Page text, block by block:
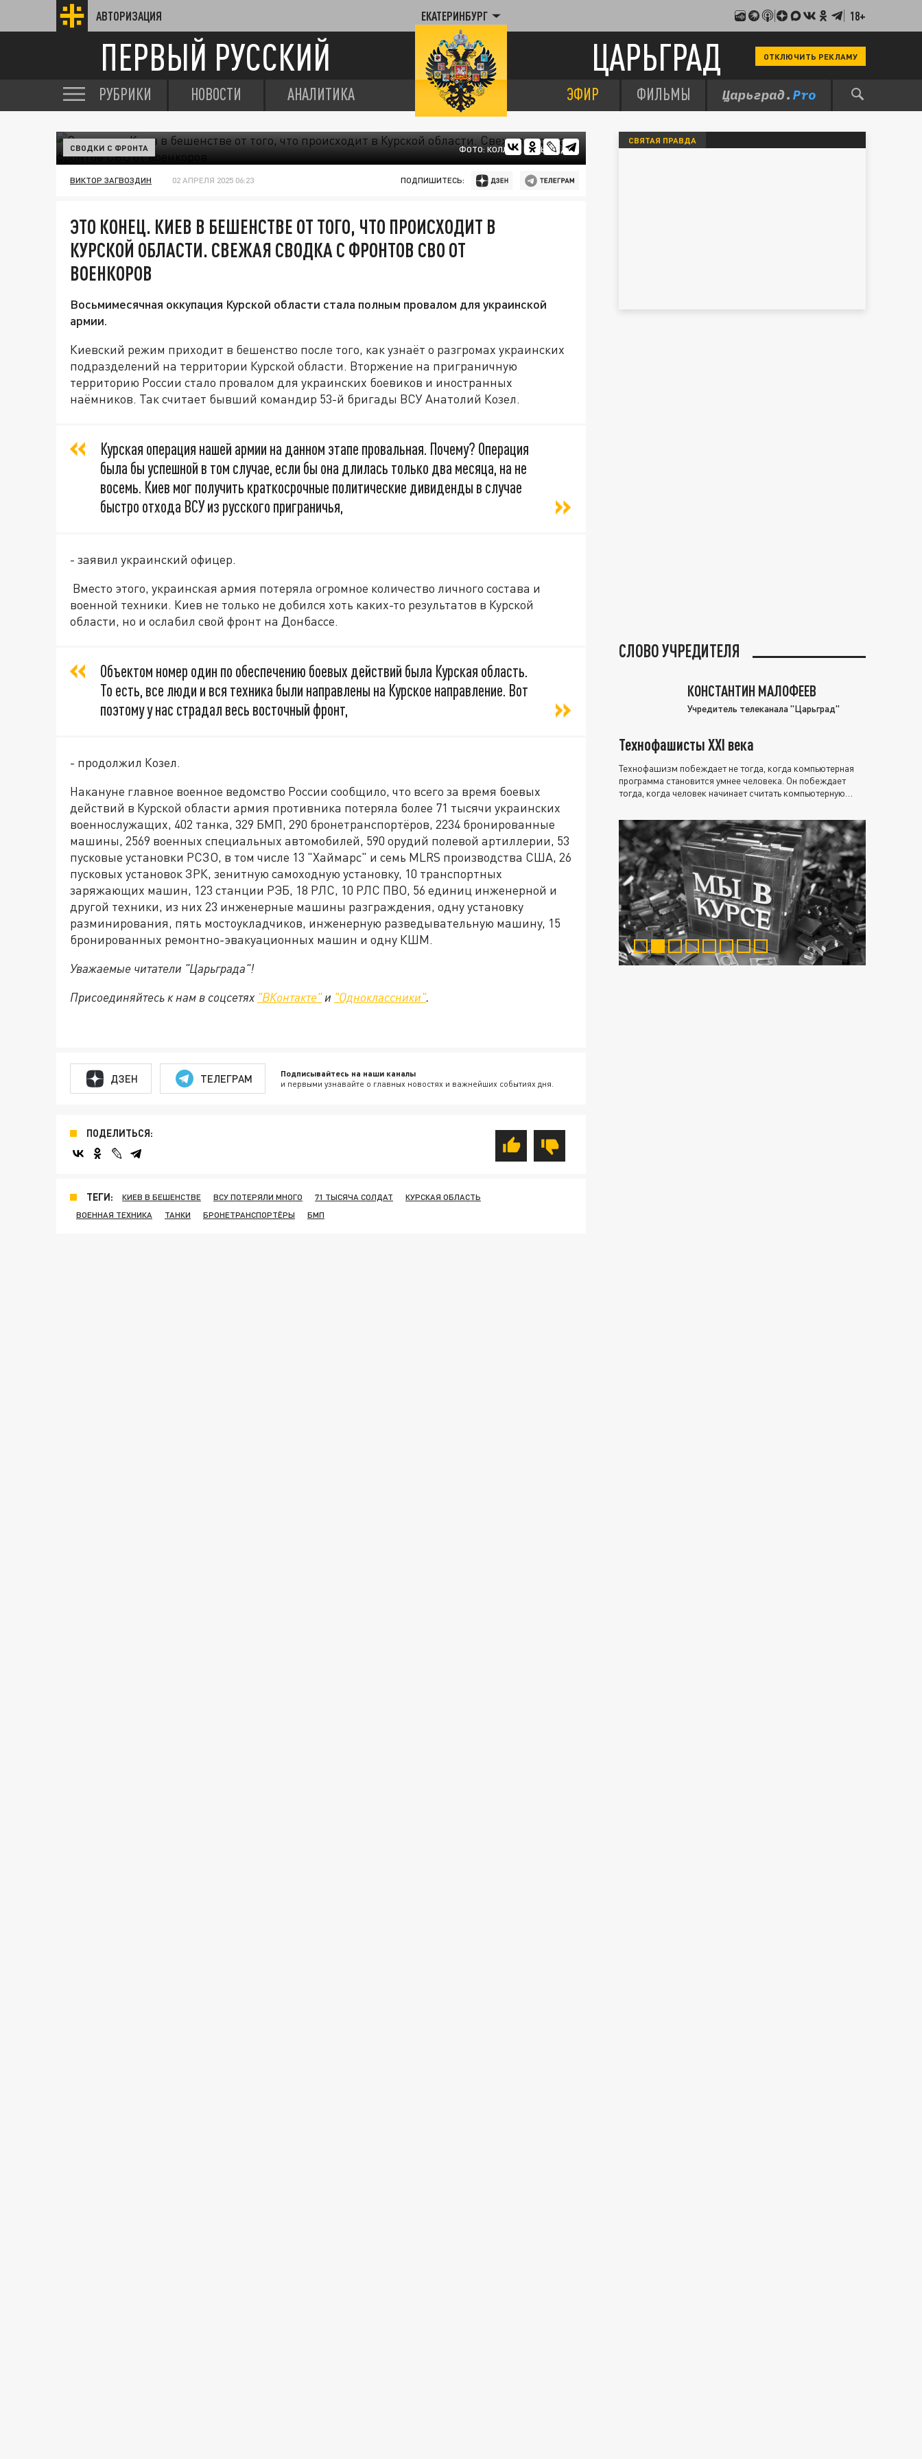
АВТОРИЗАЦИЯ ЕКАТЕРИНБУРГ 18+
ПЕРВЫЙ РУССКИЙ ЦАРЬГРАД ОТКЛЮЧИТЬ РЕКЛАМУ
РУБРИКИ НОВОСТИ АНАЛИТИКА ЭФИР ФИЛЬМЫ
ФОТО: КОЛЛАЖ ЦАРЬГРАДА
СВОДКИ С ФРОНТА
ВИКТОР ЗАГВОЗДИН 02 АПРЕЛЯ 2025 06:23 ПОДПИШИТЕСЬ:
ЭТО КОНЕЦ. КИЕВ В БЕШЕНСТВЕ ОТ ТОГО, ЧТО ПРОИСХОДИТ В
КУРСКОЙ ОБЛАСТИ. СВЕЖАЯ СВОДКА С ФРОНТОВ СВО ОТ
ВОЕНКОРОВ
Восьмимесячная оккупация Курской области стала полным провалом для украинской
армии.
Киевский режим приходит в бешенство после того, как узнаёт о разгромах украинских
подразделений на территории Курской области. Вторжение на приграничную
территорию России стало провалом для украинских боевиков и иностранных
наёмников. Так считает бывший командир 53-й бригады ВСУ Анатолий Козел.
Курская операция нашей армии на данном этапе провальная. Почему? Операция
была бы успешной в том случае, если бы она длилась только два месяца, на не
восемь. Киев мог получить краткосрочные политические дивиденды в случае
быстро отхода ВСУ из русского приграничья,
- заявил украинский офицер.
Вместо этого, украинская армия потеряла огромное количество личного состава и
военной техники. Киев не только не добился хоть каких-то результатов в Курской
области, но и ослабил свой фронт на Донбассе.
Объектом номер один по обеспечению боевых действий была Курская область.
То есть, все люди и вся техника были направлены на Курское направление. Вот
поэтому у нас страдал весь восточный фронт,
- продолжил Козел.
Накануне главное военное ведомство России сообщило, что всего за время боевых
действий в Курской области армия противника потеряла более 71 тысячи украинских
военнослужащих, 402 танка, 329 БМП, 290 бронетранспортёров, 2234 бронированные
машины, 2569 военных специальных автомобилей, 590 орудий полевой артиллерии, 53
пусковые установки РСЗО, в том числе 13 "Хаймарс" и семь МLRS производства США, 26
пусковых установок ЗРК, зенитную самоходную установку, 10 транспортных
заряжающих машин, 123 станции РЭБ, 18 РЛС, 10 РЛС ПВО, 56 единиц инженерной и
другой техники, из них 23 инженерные машины разграждения, одну установку
разминирования, пять мостоукладчиков, инженерную разведывательную машину, 15
бронированных ремонтно-эвакуационных машин и одну КШМ.
Уважаемые читатели "Царьграда"!
Присоединяйтесь к нам в соцсетях "ВКонтакте"и "Одноклассники".
ДЗЕН ТЕЛЕГРАМ Подписывайтесь на наши каналы
и первыми узнавайте о главных новостях и важнейших событиях дня.
ПОДЕЛИТЬСЯ:
ТЕГИ: КИЕВ В БЕШЕНСТВЕ ВСУ ПОТЕРЯЛИ МНОГО 71 ТЫСЯЧА СОЛДАТ
КУРСКАЯ ОБЛАСТЬ
ВОЕННАЯ ТЕХНИКА
ТАНКИ БРОНЕТРАНСПОРТЁРЫ БМП
СВЯТАЯ ПРАВДА
СЛОВО УЧРЕДИТЕЛЯ
КОНСТАНТИН МАЛОФЕЕВ
Учредитель телеканала "Царьград"
Технофашисты XXI века
Технофашизм побеждает не тогда, когда компьютерная
программа становится умнее человека. Он побеждает
тогда, когда человек начинает считать компьютерную